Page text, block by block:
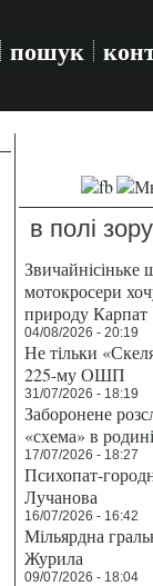
пошук
в полі зору
мотокросери
природу Карпат
04/08/2026 - 20:19
Не тільки
225-му ОШП
31/07/2026 - 18:19
Заборонене
«схема» в
17/07/2026 - 18:27
Психопат-
Лучанова
16/07/2026 - 16:42
Мільярдна
Журила
09/07/2026 - 18:04